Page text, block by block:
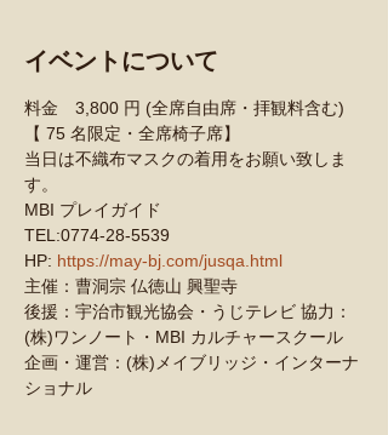
イベントについて
料金　3,800 円 (全席自由席・拝観料含む)
【 75 名限定・全席椅子席】
当日は不織布マスクの着用をお願い致しま
す。
MBI プレイガイド
TEL:0774-28-5539
HP: https://may-bj.com/jusqa.html
主催：曹洞宗 仏徳山 興聖寺
後援：宇治市観光協会・うじテレビ 協力：
(株)ワンノート・MBI カルチャースクール
企画・運営：(株)メイブリッジ・インターナ
ショナル